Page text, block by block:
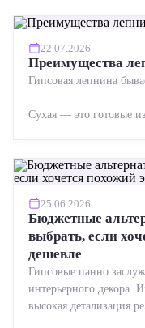
22.07.2026
Преимущества
Гипсовая лепнина
Сухая — это готовые
25.06.2026
Бюджетные
выбрать, если
дешевле
Гипсовые панно
интерьерного декора.
высокая детализация